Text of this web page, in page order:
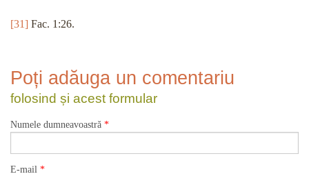
[31] Fac. 1:26.
Poți adăuga un comentariu
folosind și acest formular
Numele dumneavoastră *
E-mail *